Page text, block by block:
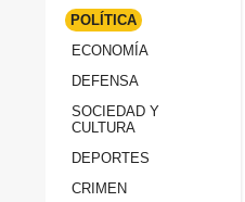
POLÍTICA
ECONOMÍA
DEFENSA
SOCIEDAD Y
CULTURA
DEPORTES
CRIMEN